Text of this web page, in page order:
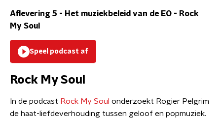
Aflevering 5 - Het muziekbeleid van de EO - Rock
My Soul
Speel podcast af
Rock My Soul
In de podcast Rock My Soul onderzoekt Rogier Pelgrim
de haat-liefdeverhouding tussen geloof en popmuziek.